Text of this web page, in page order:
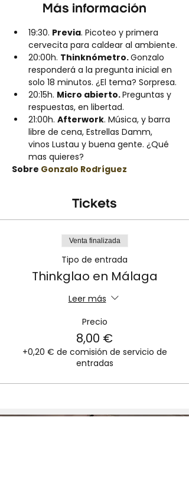
Más información
19:30. Previa. Picoteo y primera
cervecita para caldear al ambiente.
20:00h. Thinknómetro. Gonzalo
responderá a la pregunta inicial en
solo 18 minutos. ¿El tema? Sorpresa.
20:15h. Micro abierto. Preguntas y
respuestas, en libertad.
21:00h. Afterwork. Música, y barra
libre de cena, Estrellas Damm,
vinos Lustau y buena gente. ¿Qué
mas quieres?
Sobre Gonzalo Rodríguez
Tickets
Venta finalizada
Tipo de entrada
Thinkglao en Málaga
Leer más
Precio
8,00 €
+0,20 € de comisión de servicio de
entradas